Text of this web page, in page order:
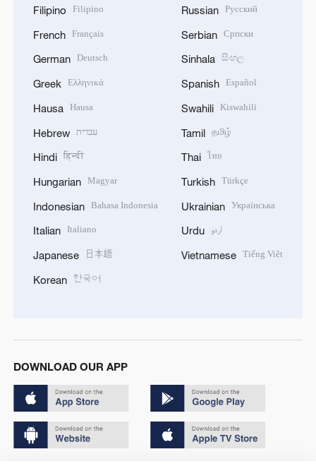
Filipino Filipino
French Français
German Deutsch
Greek Ελληνικά
Hausa Hausa
Hebrew עברית
Hindi हिन्दी
Hungarian Magyar
Indonesian Bahasa Indonesia
Italian Italiano
Japanese 日本語
Korean 한국어
Russian Русский
Serbian Српски
Sinhala සිංහල
Spanish Español
Swahili Kiswahili
Tamil தமிழ்
Thai ไทย
Turkish Türkçe
Ukrainian Українська
Urdu اردو
Vietnamese Tiếng Việt
DOWNLOAD OUR APP